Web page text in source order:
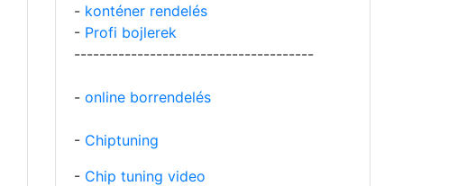
- konténer rendelés
- Profi bojlerek
--------------------------------------
- online borrendelés
- Chiptuning
- Chip tuning video